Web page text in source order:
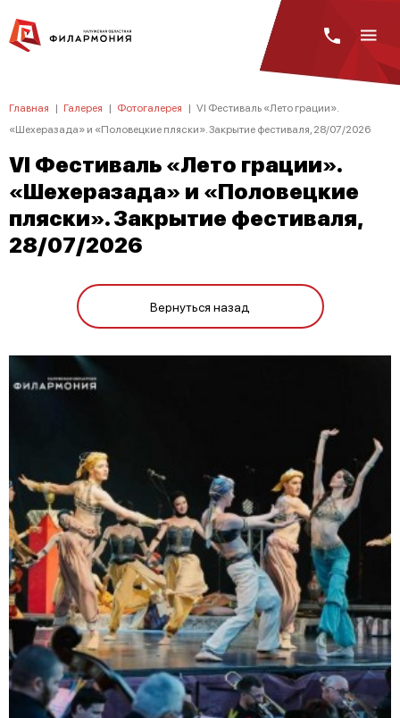
Главная | Галерея | Фотогалерея | VI Фестиваль «Лето грации».
«Шехеразада» и «Половецкие пляски». Закрытие фестиваля, 28/07/2026
VI Фестиваль «Лето грации».
«Шехеразада» и «Половецкие
пляски». Закрытие фестиваля,
28/07/2026
Вернуться назад